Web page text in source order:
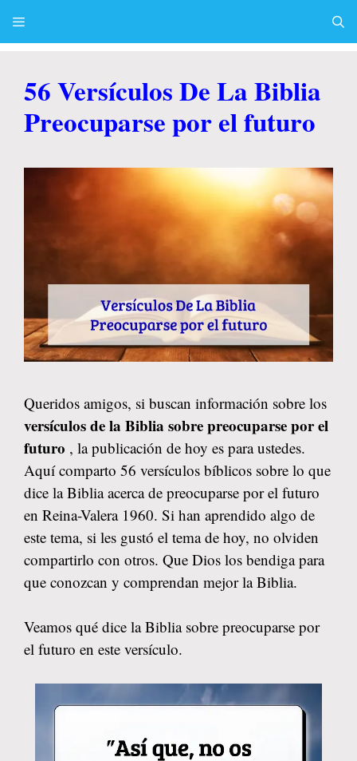
56 Versículos De La Biblia
Preocuparse por el futuro
Queridos amigos, si buscan información sobre los
versículos de la Biblia sobre preocuparse por el
futuro , la publicación de hoy es para ustedes.
Aquí comparto 56 versículos bíblicos sobre lo que
dice la Biblia acerca de preocuparse por el futuro
en Reina-Valera 1960. Si han aprendido algo de
este tema, si les gustó el tema de hoy, no olviden
compartirlo con otros. Que Dios los bendiga para
que conozcan y comprendan mejor la Biblia.
Veamos qué dice la Biblia sobre preocuparse por
el futuro en este versículo.